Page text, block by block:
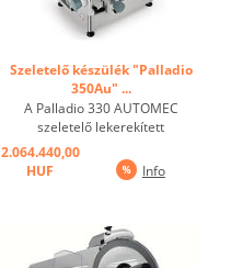
Szeletelő készülék "Palladio
350Au" ...
A Palladio 330 AUTOMEC
szeletelő lekerekített
rozsdamentes acél aljzattal is
rendelkezik. Ezek az eszközök
vontató járművekkel működnek,
Palladio 330 AUTOMEC
szeletelõk ...
2.064.440,00
HUF
Info